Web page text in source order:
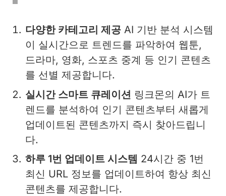
다양한 카테고리 제공 AI 기반 분석 시스템
이 실시간으로 트렌드를 파악하여 웹툰,
드라마, 영화, 스포츠 중계 등 인기 콘텐츠
를 선별 제공합니다.
실시간 스마트 큐레이션 링크몬의 AI가 트
렌드를 분석하여 인기 콘텐츠부터 새롭게
업데이트된 콘텐츠까지 즉시 찾아드립니
다.
하루 1번 업데이트 시스템 24시간 중 1번
최신 URL 정보를 업데이트하여 항상 최신
콘텐츠를 제공합니다.